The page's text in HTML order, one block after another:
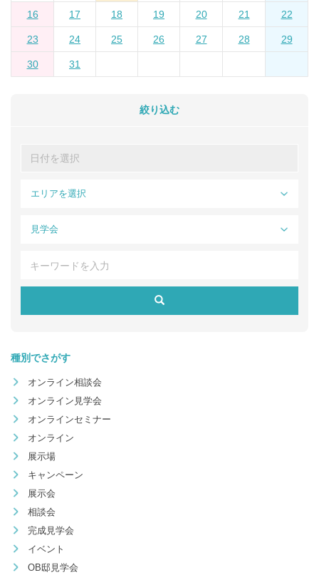
16 17 18 19 20 21 22
23 24 25 26 27 28 29
30 31
絞り込む
エリアを選択
見学会
種別でさがす
オンライン相談会
オンライン見学会
オンラインセミナー
オンライン
展示場
キャンペーン
展示会
相談会
完成見学会
イベント
OB邸見学会